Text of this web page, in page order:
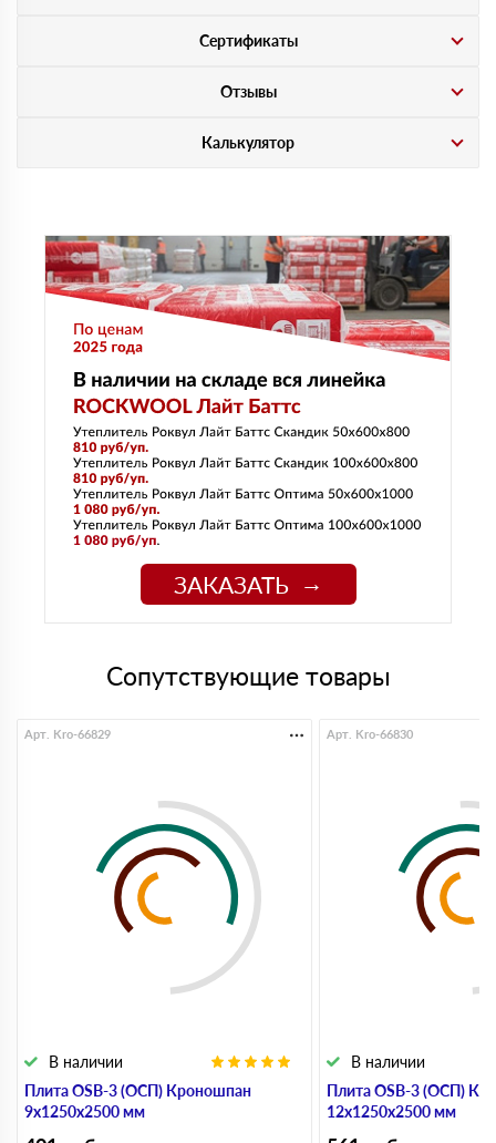
Сертификаты
Отзывы
Калькулятор
ЗАКАЗАТЬ
Сопутствующие товары
Плита OSB-3 (ОСП) Кроношпан
9х1250х2500 мм
В наличии
Арт. Kro-66829
Плита OSB-3 (ОСП)
12х1250х2500 мм
В наличии
Арт. Kro-66830